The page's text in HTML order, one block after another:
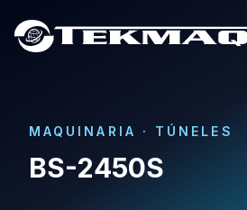
MAQUINARIA · TÚNELES
BS-2450S